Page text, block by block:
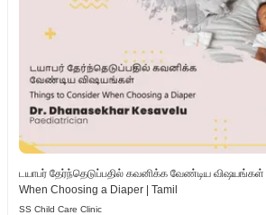
டயாபர் தேர்ந்தெடுப்பதில் கவனிக்க வேண்டிய
When Choosing a Diaper | Tamil
SS Child Care Clinic